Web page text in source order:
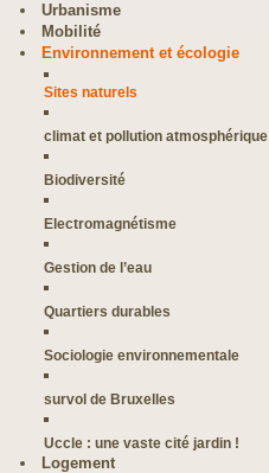
Urbanisme
Mobilité
Environnement et écologie
Sites naturels
climat et pollution atmosphérique
Biodiversité
Electromagnétisme
Gestion de l’eau
Quartiers durables
Sociologie environnementale
survol de Bruxelles
Uccle : une vaste cité jardin !
Logement